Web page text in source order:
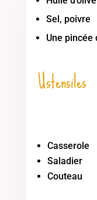
Sel, poivre
Une pincée
Ustensiles
Casserole
Saladier
Couteau